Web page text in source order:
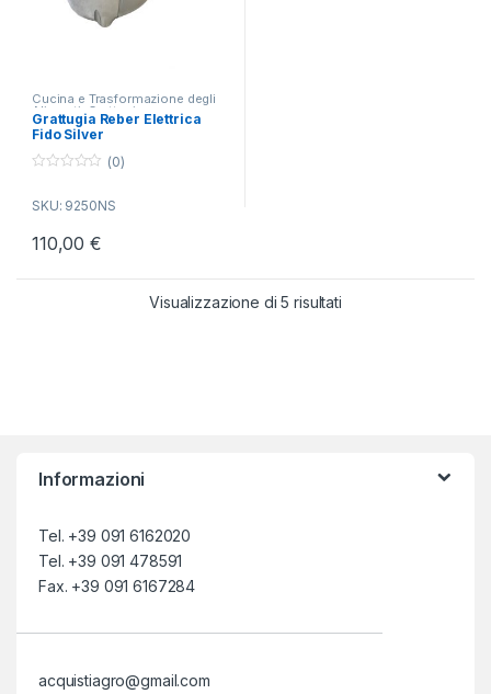
Cucina e Trasformazione degli
Alimenti , Grattugia
Grattugia Reber Elettrica
Fido Silver
u
f
(0)
SKU: 9250NS
110,00€
Visualizzazione di 5 risultatiPopolarità
Informazioni
Tel. +39 091 6162020
Tel. +39 091 478591
Fax. +39 091 6167284
acquistiagro@gmail.com